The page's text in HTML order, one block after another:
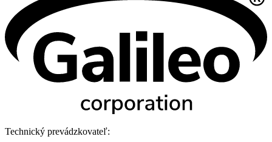
Technický prevádzkovateľ: